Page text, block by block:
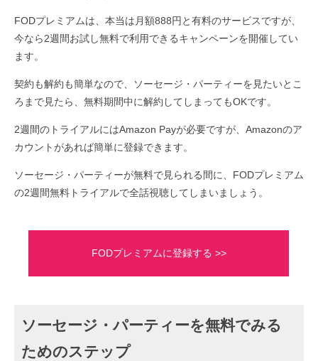
FODプレミアムは、本当は月額888円と有料のサービスですが、
今なら2週間お試し無料で利用できるキャンペーンを開催してい
ます。
契約も解約も簡単なので、ソーセージ・パーティーを見たいとこ
ろまで見たら、無料期間中に解約してしまってもOKです。
2週間のトライアルにはAmazon Payが必要ですが、Amazonのア
カウントがあれば簡単に登録できます。
ソーセージ・パーティーが無料で見られる間に、FODプレミアム
の2週間無料トライアルで全話視聴してしまいましょう。
FODプレミアムに登録する >>
ソーセージ・パーティーを無料でみる
ためのステップ